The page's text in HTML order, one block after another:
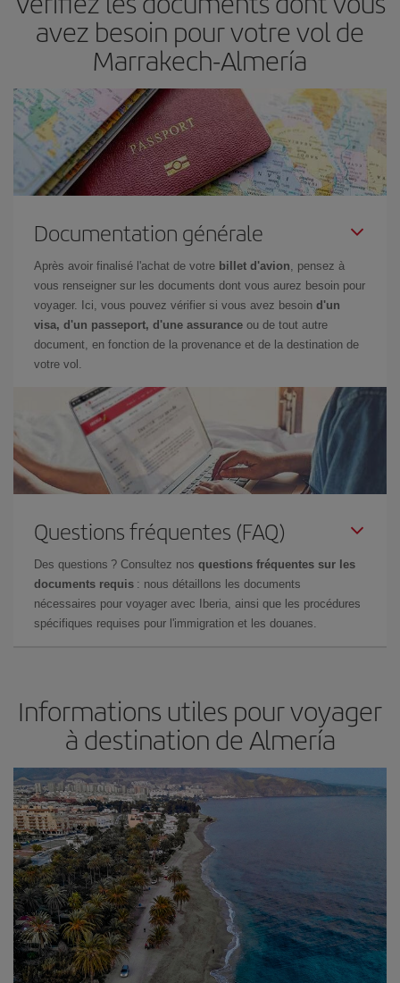
restant flexible sur les dates et les horaires de vol lors de votre
recherche, vous pourrezchoisir le prix le plus économique.
avez besoin pour votre vol de
Marrakech-Almería
Documentation générale
Après avoir finalisé l'achat de votre billet d'avion, pensez à
vous renseigner sur les documents dont vous aurez besoin pour
voyager. Ici, vous pouvez vérifier si vous avez besoin d'un
visa, d'un passeport, d'une assurance ou de tout autre
document, en fonction de la provenance et de la destination de
votre vol.
Questions fréquentes (FAQ)
Des questions ? Consultez nos questions fréquentes sur les
documents requis : nous détaillons les documents
nécessaires pour voyager avec Iberia, ainsi que les procédures
spécifiques requises pour l'immigration et les douanes.
Informations utiles pour voyager
à destination de Almería